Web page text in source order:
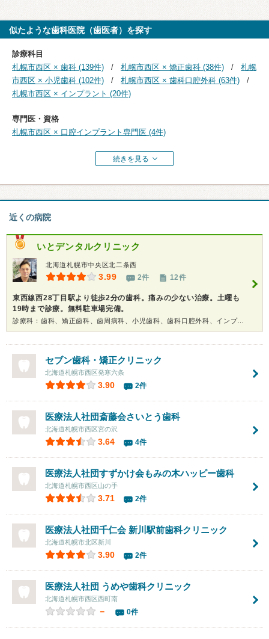
似たような歯科医院（歯医者）を探す
診療科目
札幌市西区 × 歯科 (139件)
札幌市西区 × 矯正歯科 (38件)
札幌
市西区 × 小児歯科 (102件)
札幌市西区 × 歯科口腔外科 (63件)
札幌市西区 × インプラント (20件)
専門医・資格
札幌市西区 × 口腔インプラント専門医 (4件)
続きを見る
近くの病院
いとデンタルクリニック
北海道札幌市中央区北二条西
3.99 2件 12件
東西線西28丁目駅より徒歩2分の歯科。痛みの少ない治療。土曜も
19時まで診療。無料駐車場完備。
診療科：歯科、矯正歯科、歯周病科、小児歯科、歯科口腔外科、インプラント、ホワイトニング
セブン歯科・矯正クリニック
北海道札幌市西区発寒六条
3.90 2件
医療法人社団斎藤会さいとう歯科
北海道札幌市西区宮の沢
3.64 4件
医療法人社団すずかけ会もみの木ハッピー歯科
北海道札幌市西区山の手
3.71 2件
医療法人社団千仁会 新川駅前歯科クリニック
北海道札幌市北区新川
3.90 2件
医療法人社団 うめや歯科クリニック
北海道札幌市西区西町南
－ 0件